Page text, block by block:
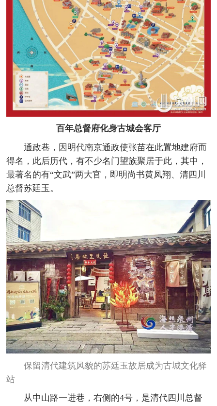
百年总督府化身古城会客厅
通政巷，因明代南京通政使张苗在此置地建府而
得名，此后历代，有不少名门望族聚居于此，其中，
最著名的有“文武”两大官，即明尚书黄凤翔、清四川
总督苏廷玉。
保留清代建筑风貌的苏廷玉故居成为古城文化驿
站
从中山路一进巷，右侧的4号，是清代四川总督